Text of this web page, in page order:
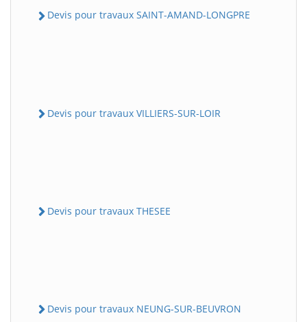
Devis pour travaux SAINT-AMAND-LONGPRE
Devis pour travaux VILLIERS-SUR-LOIR
Devis pour travaux THESEE
Devis pour travaux NEUNG-SUR-BEUVRON